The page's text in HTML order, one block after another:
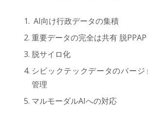
AI向け行政データの集積
重要データの完全は共有 脱PPAP
脱サイロ化
シビックテックデータのバージ
管理
マルモーダルAIへの対応